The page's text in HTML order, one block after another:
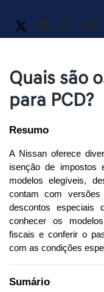
Quais são
para PCD?
Resumo
A Nissan oferece
isenção de impostos
modelos elegíveis,
contam com
descontos especiais
conhecer os
fiscais e conferir o
com as condições
Sumário